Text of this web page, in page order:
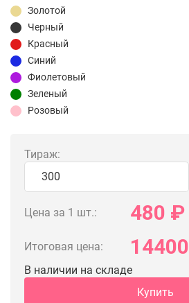
Золотой
Черный
Красный
Синий
Фиолетовый
Зеленый
Розовый
Тираж:
Цена за 1 шт.: 480 ₽
Итоговая цена:
В наличии на складе
Купить